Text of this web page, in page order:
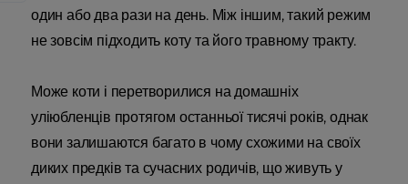
один або два рази на день. Між іншим, такий режим
не зовсім підходить коту та його травному тракту.
Може коти і перетворилися на домашніх
уліюбленців протягом останньої тисячі років, однак
вони залишаются багато в чому схожими на своїх
диких предків та сучасних родичів, що живуть у